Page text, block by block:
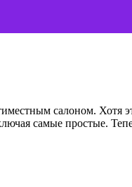
салоном. Хотя
самые простые.